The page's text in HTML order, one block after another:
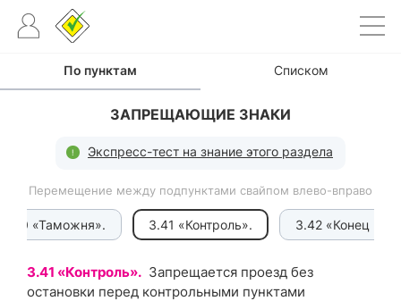
По пунктам Списком
ЗАПРЕЩАЮЩИЕ ЗНАКИ
Экспресс-тест на знание этого раздела
Перемещение между подпунктами свайпом влево-вправо
3.40 «Таможня». 3.41 «Контроль». 3.42 «Конец
3.41 «Контроль». Запрещается проезд без
остановки перед контрольными пунктами